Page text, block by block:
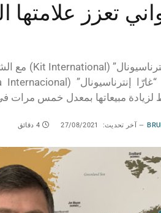
تعزز علامتها
لزيادة مبيعاتها بمعدل خمس مرات
آخر تحديث: 27/08/2021 4 دقائق